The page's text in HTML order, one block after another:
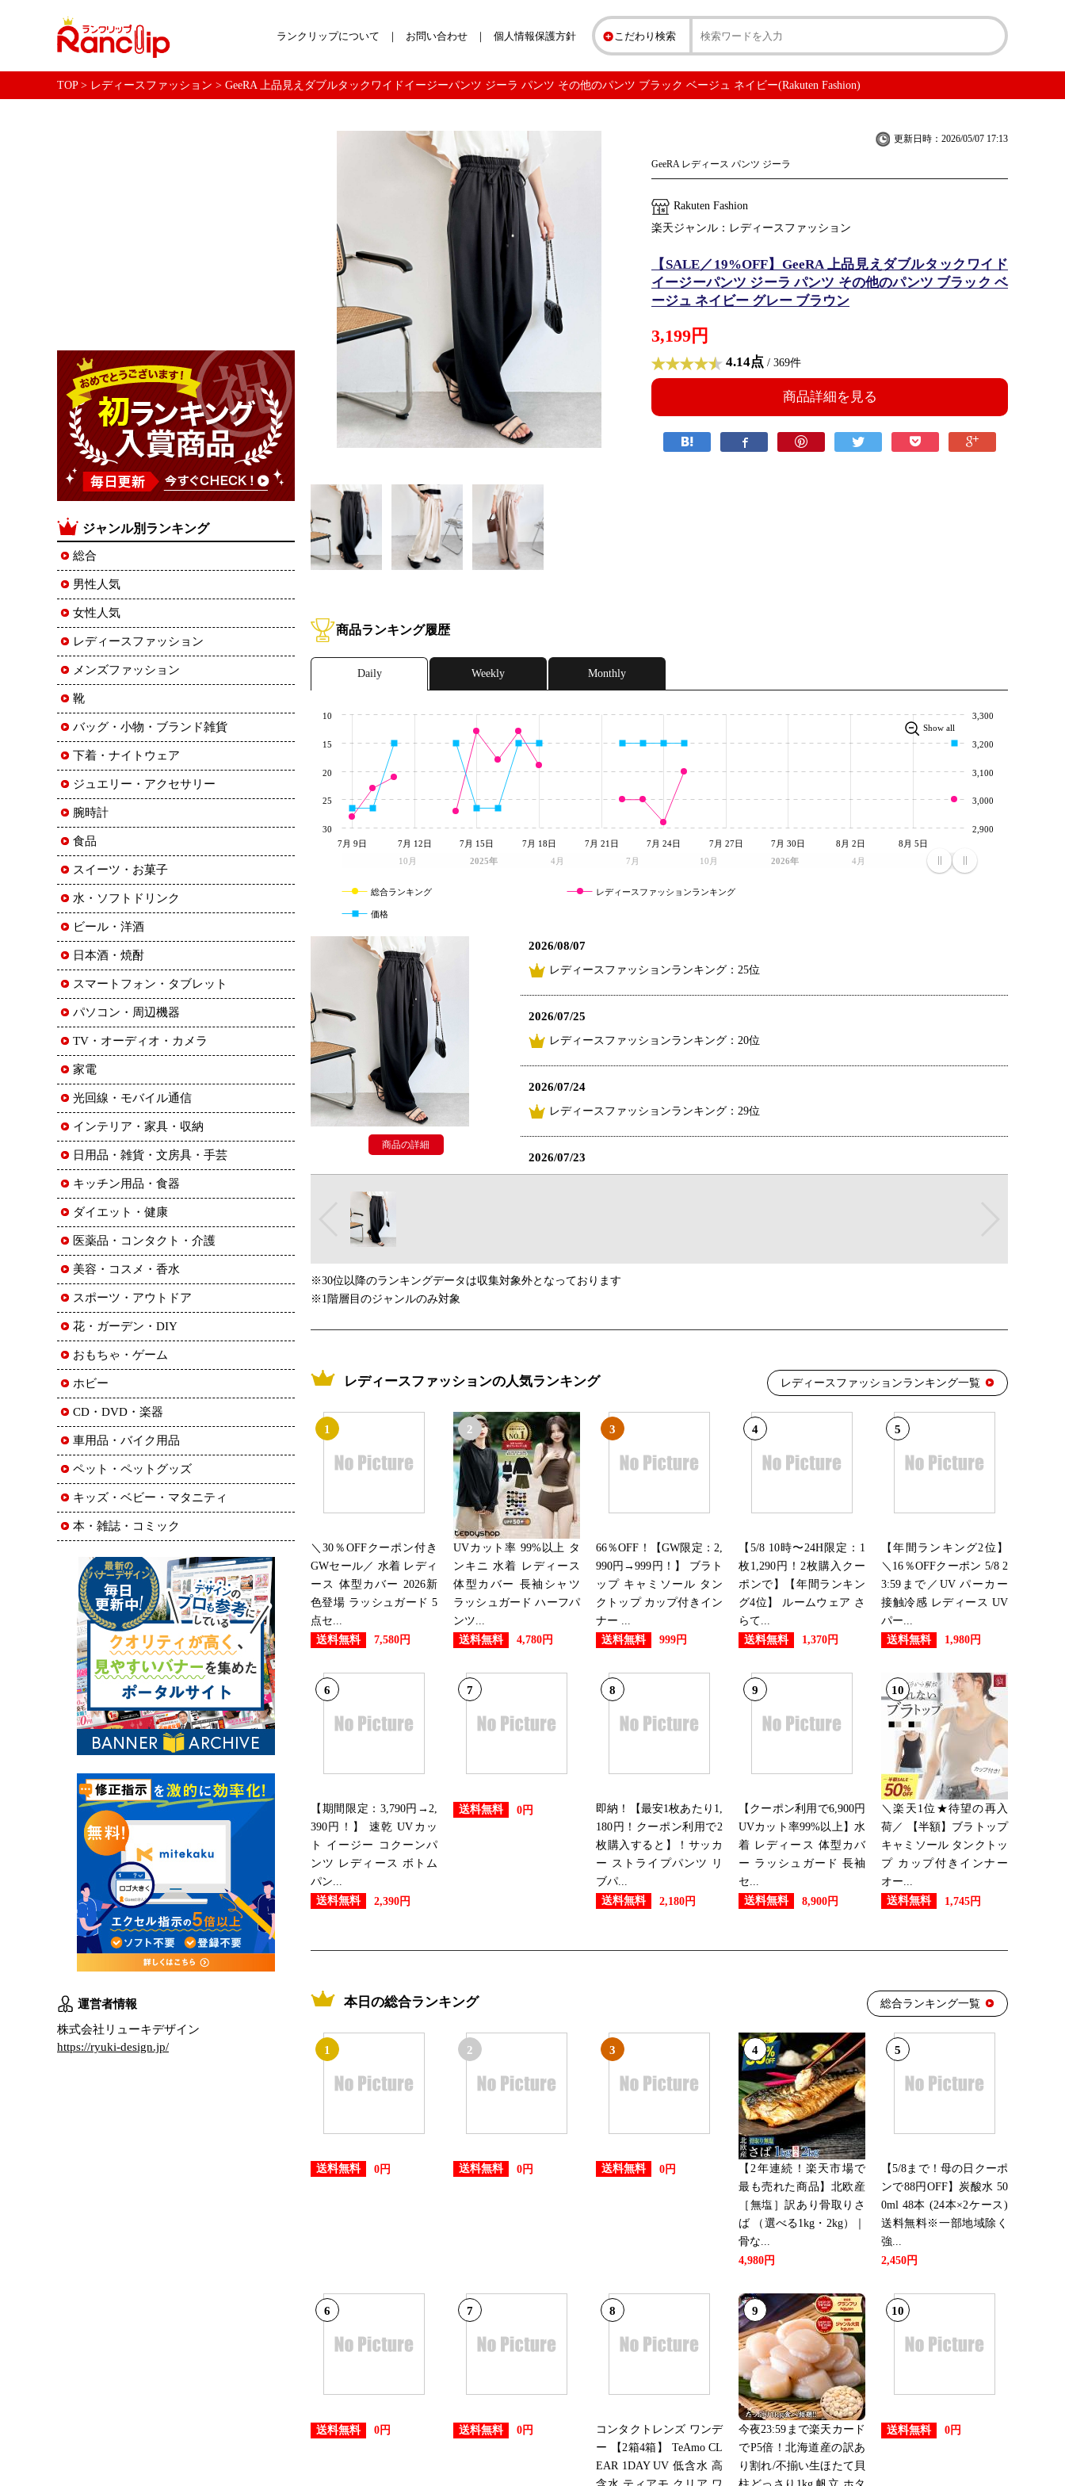
こだわり検索
ランクリップについて お問い合わせ 個人情報保護方針
TOP> レディースファッション > GeeRA 上品見えダブルタックワイドイージーパンツ ジーラ パンツ その他のパンツ ブラック ベージュ ネイビー(Rakuten Fashion)
更新日時：2026/05/07 17:13
GeeRA レディース パンツ ジーラ
Rakuten Fashion
楽天ジャンル：レディースファッション
【SALE／19%OFF】GeeRA 上品見えダブルタックワイド
イージーパンツ ジーラ パンツ その他のパンツ ブラック ベ
ージュ ネイビー グレー ブラウン
3,199円
4.14点 / 369件
商品詳細を見る
商品ランキング履歴
Daily Weekly Monthly
10月 2025年 4月 7月 10月 2026年 4月
7月 9日 7月 12日 7月 15日 7月 18日 7月 21日 7月 24日 7月 27日 7月 30日 8月 2日 8月 5日
10
15
20
25
30 2,900
3,000
3,100
3,200
3,300
Show all
総合ランキング レディースファッションランキング
価格
2026/08/07
レディースファッションランキング：25位
2026/07/25
レディースファッションランキング：20位
2026/07/24
レディースファッションランキング：29位
2026/07/23
2026/07/16
レディースファッションランキング：18位
2026/07/15
レディースファッションランキング：13位
2026/07/14
レディースファッションランキング：27位
レディースファッションランキング：21位
2026/07/10
レディースファッションランキング：28位
レディースファッションランキング：25位
レディースファッションランキング：17位
レディースファッションランキング：12位
レディースファッションランキング：13位
レディースファッションランキング：17位
レディースファッションランキング：15位
2026/06/21
レディースファッションランキング：23位
商品の詳細
※30位以降のランキングデータは収集対象外となっております
※1階層目のジャンルのみ対象
レディースファッションの人気ランキング レディースファッションランキング一覧
1
＼30％OFFクーポン付き
GWセール／ 水着 レディ
ース 体型カバー 2026新
色登場 ラッシュガード 5
点セ...
送料無料
7,580円
2
UVカット率 99%以上 タ
ンキニ 水着 レディース
体型カバー 長袖シャツ
ラッシュガード ハーフパ
ンツ...
送料無料
4,780円
3
66％OFF！【GW限定：2,
990円→999円！】 ブラト
ップ キャミソール タン
クトップ カップ付きイン
ナー ...
送料無料
999円
4
【5/8 10時〜24H限定：1
枚1,290円！2枚購入クー
ポンで】【年間ランキン
グ4位】 ルームウェア さ
らて...
送料無料
1,370円
5
【年間ランキング2位】
＼16％OFFクーポン 5/8 2
3:59まで／UV パーカー
接触冷感 レディース UV
パー...
送料無料
1,980円
6
【期間限定：3,790円→2,
390円！】 速乾 UVカッ
ト イージー コクーンパ
ンツ レディース ボトム
パン...
送料無料
2,390円
7
送料無料 0円
8
即納！【最安1枚あたり1,
180円！クーポン利用で2
枚購入すると】！サッカ
ー ストライプパンツ リ
ブパ...
送料無料
2,180円
9
【クーポン利用で6,900円
UVカット率99%以上】水
着 レディース 体型カバ
ー ラッシュガード 長袖
セ...
送料無料
8,900円
10
＼楽天1位★待望の再入
荷／ 【半額】ブラトップ
キャミソール タンクトッ
プ カップ付きインナー
オー...
送料無料
1,745円
本日の総合ランキング 総合ランキング一覧
1
送料無料 0円
2
送料無料 0円
3
送料無料 0円
4
【2年連続！楽天市場で
最も売れた商品】北欧産
［無塩］訳あり骨取りさ
ば （選べる1kg・2kg）｜
骨な...
4,980円
5
【5/8まで！母の日クーポ
ンで88円OFF】炭酸水 50
0ml 48本 (24本×2ケース)
送料無料※一部地域除く
強...
2,450円
6
送料無料 0円
7
送料無料 0円
8
コンタクトレンズ ワンデ
ー 【2箱4箱】 TeAmo CL
EAR 1DAY UV 低含水 高
9
今夜23:59まで楽天カード
でP5倍！北海道産の訳あ
り割れ/不揃い生ほたて貝
10
送料無料 0円
ジャンル別ランキング
総合
男性人気
女性人気
レディースファッション
メンズファッション
靴
バッグ・小物・ブランド雑貨
下着・ナイトウェア
ジュエリー・アクセサリー
腕時計
食品
スイーツ・お菓子
水・ソフトドリンク
ビール・洋酒
日本酒・焼酎
スマートフォン・タブレット
パソコン・周辺機器
TV・オーディオ・カメラ
家電
光回線・モバイル通信
インテリア・家具・収納
日用品・雑貨・文房具・手芸
キッチン用品・食器
ダイエット・健康
医薬品・コンタクト・介護
美容・コスメ・香水
スポーツ・アウトドア
花・ガーデン・DIY
おもちゃ・ゲーム
ホビー
CD・DVD・楽器
車用品・バイク用品
ペット・ペットグッズ
キッズ・ベビー・マタニティ
本・雑誌・コミック
運営者情報
株式会社リューキデザイン
https://ryuki-design.jp/